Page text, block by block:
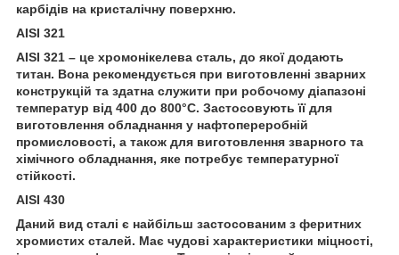
карбідів на кристалічну поверхню.
AISI 321
AISI 321 – це хромонікелева сталь, до якої додають
титан. Вона рекомендується при виготовленні зварних
конструкцій та здатна служити при робочому діапазоні
температур від 400 до 800°С. Застосовують її для
виготовлення обладнання у нафтопереробній
промисловості, а також для виготовлення зварного та
хімічного обладнання, яке потребує температурної
стійкості.
AISI 430
Даний вид сталі є найбільш застосованим з феритних
хромистих сталей. Має чудові характеристики міцності,